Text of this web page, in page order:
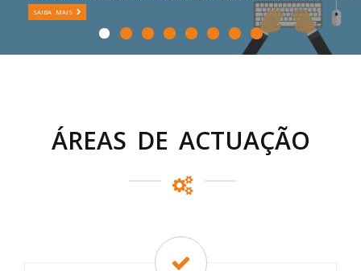
SAIBA MAIS
ÁREAS DE ACTUAÇÃO